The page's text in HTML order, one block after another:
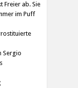
Freier ab. Sie
im Puff
Sergio